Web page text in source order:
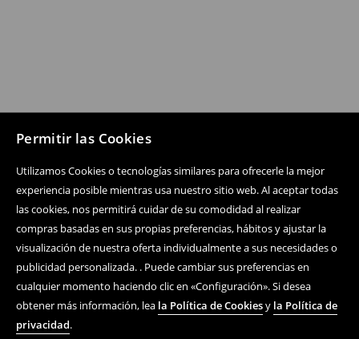
Permitir las Cookies
Utilizamos Cookies o tecnologías similares para ofrecerle la mejor
experiencia posible mientras usa nuestro sitio web. Al aceptar todas
las cookies, nos permitirá cuidar de su comodidad al realizar
compras basadas en sus propias preferencias, hábitos y ajustar la
visualización de nuestra oferta individualmente a sus necesidades o
publicidad personalizada. . Puede cambiar sus preferencias en
cualquier momento haciendo clic en «Configuración». Si desea
obtener más información, lea la Política de Cookiesy la Política de
privacidad.